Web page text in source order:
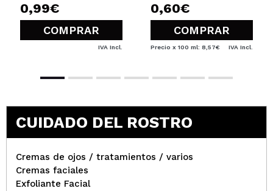
0,99€
COMPRAR
IVA Incl.
0,60€
COMPRAR
Precio x 100 ml: 8,57€ IVA Incl.
CUIDADO DEL ROSTRO
Cremas de ojos / tratamientos / varios
Cremas faciales
Exfoliante Facial